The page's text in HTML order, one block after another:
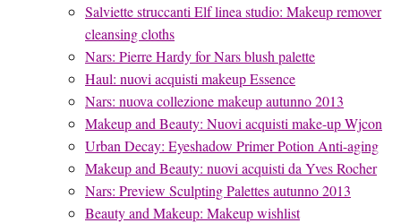
Salviette struccanti Elf linea studio: Makeup remover
cleansing cloths
Nars: Pierre Hardy for Nars blush palette
Haul: nuovi acquisti makeup Essence
Nars: nuova collezione makeup autunno 2013
Makeup and Beauty: Nuovi acquisti make-up Wjcon
Urban Decay: Eyeshadow Primer Potion Anti-aging
Makeup and Beauty: nuovi acquisti da Yves Rocher
Nars: Preview Sculpting Palettes autunno 2013
Beauty and Makeup: Makeup wishlist